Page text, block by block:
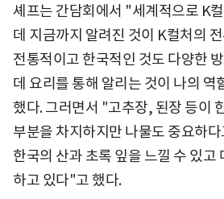
셰프는 간담회에서 "세계적으로 K
데 지금까지 알려진 것이 K컬처의
전통적이고 한국적인 것도 다양한
데 요리를 통해 알리는 것이 나의
했다. 그러면서 "고추장, 된장 등이
부분을 차지하지만 나물도 중요하
한국의 산과 초록 잎을 느낄 수 있고
하고 있다"고 했다.